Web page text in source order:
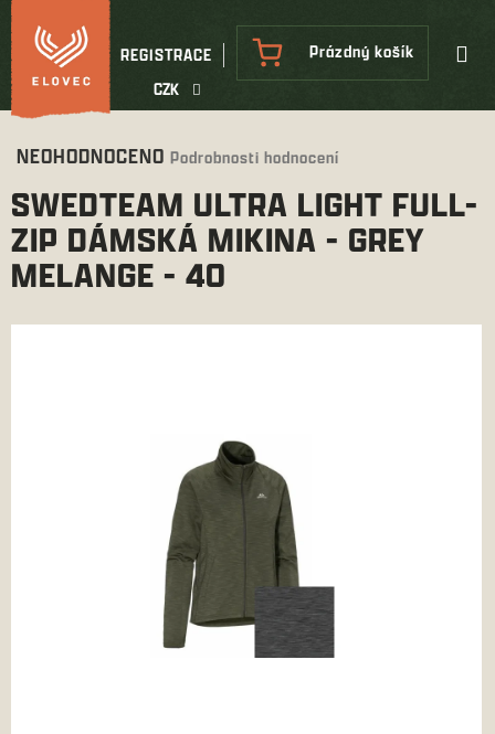
Přejít
na
obsah
CZK
REGISTRACE
NÁKUPNÍ
KOŠÍK
Prázdný košík
Průměrné
produktu
je
0,0
z
hvězdiček.
NEOHODNOCENO Podrobnosti hodnocení
SWEDTEAM ULTRA LIGHT FULL-
ZIP DÁMSKÁ MIKINA - GREY
MELANGE - 40